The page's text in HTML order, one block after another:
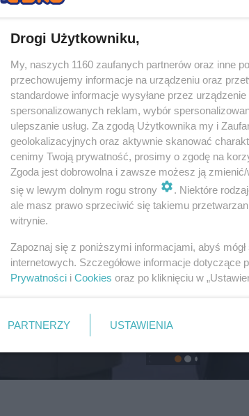
Drogi Użytkowniku,
My, naszych 1160 zaufanych partnerów oraz inne
przechowujemy informacje na urządzeniu oraz
standardowe informacje wysyłane przez
spersonalizowanych reklam, wybór
ulepszanie usług. Za zgodą Użytkownika my i
geolokalizacyjnych oraz aktywnie skanować
cenimy Twoją prywatność, prosimy o zgodę na
Zgoda jest dobrowolna i zawsze możesz ją
się w lewym dolnym rogu strony
. Niektóre
ale masz prawo sprzeciwić się takiemu
witrynie.
Zapoznaj się z poniższymi informacjami, abyś
internetowych. Szczegółowe informacje dotyczące
Prywatności i Cookies oraz po kliknięciu w
PARTNERZY USTAWIENIA